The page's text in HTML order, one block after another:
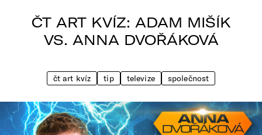
iVysílání
edu
Vše o ČT
ČT ART KVÍZ: ADAM MIŠÍK
VS. ANNA DVOŘÁKOVÁ
čt art kvíz tip televize společnost